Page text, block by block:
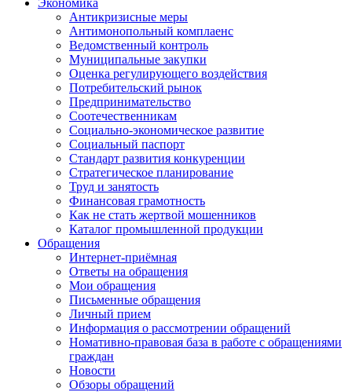
Экономика
Антикризисные меры
Антимонопольный комплаенс
Ведомственный контроль
Муниципальные закупки
Оценка регулирующего воздействия
Потребительский рынок
Предпринимательство
Соотечественникам
Социально-экономическое развитие
Социальный паспорт
Стандарт развития конкуренции
Стратегическое планирование
Труд и занятость
Финансовая грамотность
Как не стать жертвой мошенников
Каталог промышленной продукции
Обращения
Интернет-приёмная
Ответы на обращения
Мои обращения
Письменные обращения
Личный прием
Информация о рассмотрении обращений
Номативно-правовая база в работе с обращениями
граждан
Новости
Обзоры обращений